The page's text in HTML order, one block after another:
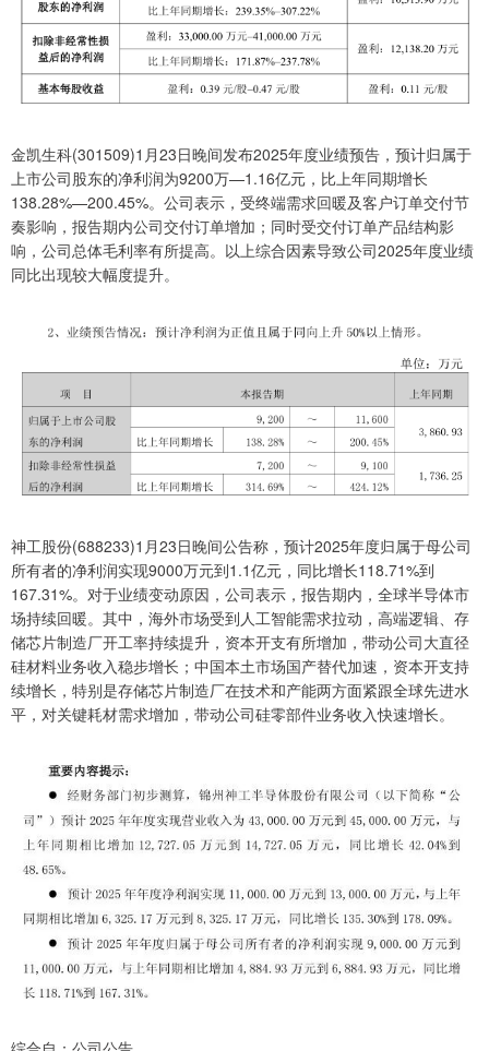
金凯生科(301509)1月23日晚间发布2025年度业绩预告，预计归属于
上市公司股东的净利润为9200万—1.16亿元，比上年同期增长
138.28%—200.45%。公司表示，受终端需求回暖及客户订单交付节
奏影响，报告期内公司交付订单增加；同时受交付订单产品结构影
响，公司总体毛利率有所提高。以上综合因素导致公司2025年度业绩
同比出现较大幅度提升。
神工股份(688233)1月23日晚间公告称，预计2025年度归属于母公司
所有者的净利润实现9000万元到1.1亿元，同比增长118.71%到
167.31%。对于业绩变动原因，公司表示，报告期内，全球半导体市
场持续回暖。其中，海外市场受到人工智能需求拉动，高端逻辑、存
储芯片制造厂开工率持续提升，资本开支有所增加，带动公司大直径
硅材料业务收入稳步增长；中国本土市场国产替代加速，资本开支持
续增长，特别是存储芯片制造厂在技术和产能两方面紧跟全球先进水
平，对关键耗材需求增加，带动公司硅零部件业务收入快速增长。